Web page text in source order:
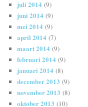
juli 2014 (9)
juni 2014 (9)
mei 2014 (9)
april 2014 (7)
maart 2014 (9)
februari 2014 (9)
januari 2014 (8)
december 2013 (9)
november 2013 (8)
oktober 2013 (10)